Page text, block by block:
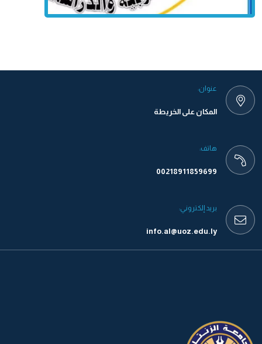
عنوان:
المكان على الخريطة
هاتف:
00218911859699
بريد إلكتروني:
info.al@uoz.edu.ly